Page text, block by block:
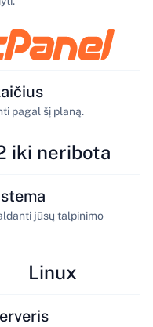
pagal šį planą.
iki neribota
jūsų talpinimo
Linux